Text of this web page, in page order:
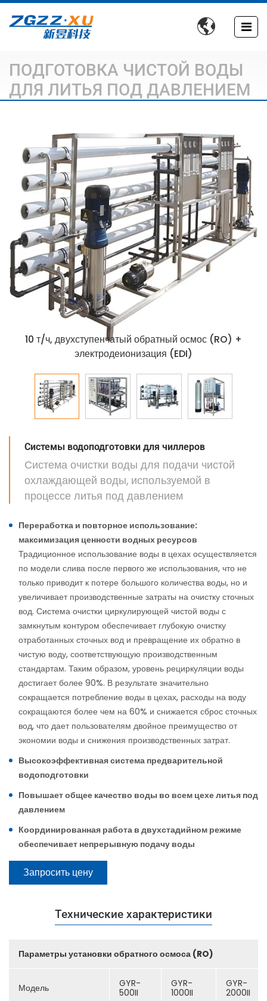

ПОДГОТОВКА ЧИСТОЙ ВОДЫ
ДЛЯ ЛИТЬЯ ПОД ДАВЛЕНИЕМ
10 т/ч, двухступенчатый обратный осмос (RO) +
электродеионизация (EDI)
Системы водоподготовки для чиллеров
Система очистки воды для подачи чистой
охлаждающей воды, используемой в
процессе литья под давлением
Переработка и повторное использование:
максимизация ценности водных ресурсов
Традиционное использование воды в цехах осуществляется
по модели слива после первого же использования, что не
только приводит к потере большого количества воды, но и
увеличивает производственные затраты на очистку сточных
вод. Система очистки циркулирующей чистой воды с
замкнутым контуром обеспечивает глубокую очистку
отработанных сточных вод и превращение их обратно в
чистую воду, соответствующую производственным
стандартам. Таким образом, уровень рециркуляции воды
достигает более 90%. В результате значительно
сокращается потребление воды в цехах, расходы на воду
сокращаются более чем на 60% и снижается сброс сточных
вод, что дает пользователям двойное преимущество от
экономии воды и снижения производственных затрат.
Высокоэффективная система предварительной
водоподготовки
Повышает общее качество воды во всем цехе литья под
давлением
Координированная работа в двухстадийном режиме
обеспечивает непрерывную подачу воды
Запросить цену
Технические характеристики
Параметры установки обратного осмоса (RO)
Модель
GYR-
500II
GYR-
1000II
GYR-
2000II